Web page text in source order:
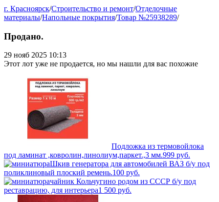
г. Красноярск/Строительство и ремонт/Отделочные
материалы/Напольные покрытия/Товар №25938289/
Продано.
29 нояб 2025 10:13
Этот лот уже не продается, но мы нашли для вас похожие
Подложка из термовойлока
под ламинат ,ковролин,линолиум,паркет.,3 мм.999 руб.
Шкив генератора для автомобилей ВАЗ б/у под
поликлиновый плоский ремень.100 руб.
чайник Кольчугино родом из СССР б/у под
реставрацию, для интерьера1 500 руб.